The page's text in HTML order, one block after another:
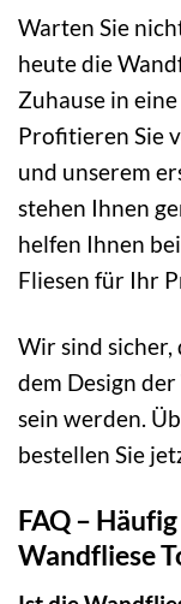
Warten Sie
heute die
Zuhause in
Profitieren Sie
und unserem
stehen Ihnen
helfen Ihnen
Fliesen für Ihr
Wir sind sicher,
dem Design
sein werden.
bestellen Sie
FAQ –
Wandfliese